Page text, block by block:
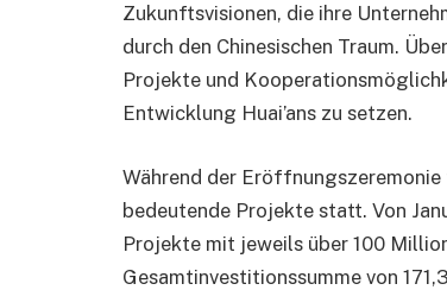
Zukunftsvisionen, die ihre
durch den Chinesischen Traum.
Projekte und
Entwicklung Huai’ans zu setzen.
Während der
bedeutende Projekte statt. Von
Projekte mit jeweils über 100
Gesamtinvestitionssumme von